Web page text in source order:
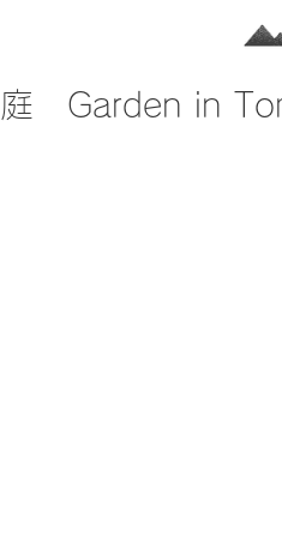
庭 Garden in